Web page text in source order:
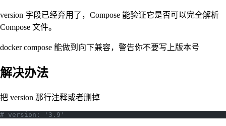
version 字段已经弃用了，Compose 能验证它是否可以完全解析
Compose 文件。
docker compose 能做到向下兼容，警告你不要写上版本号
解决办法
把 version 那行注释或者删掉
# version: '3.9'